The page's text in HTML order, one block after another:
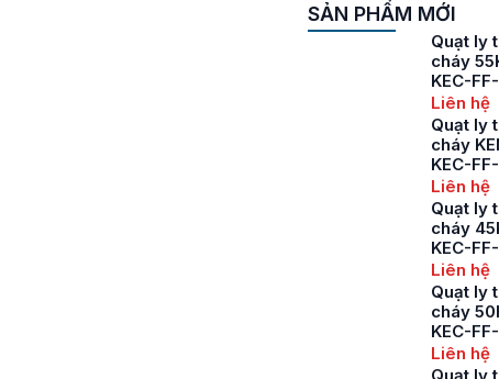
SẢN PHẨM MỚI
Quạt ly
cháy
KEC-
Liên hệ
Quạt ly
cháy
KEC-
Liên hệ
Quạt ly
cháy
KEC-FF-
Liên hệ
Quạt ly
cháy
KEC-FF-
Liên hệ